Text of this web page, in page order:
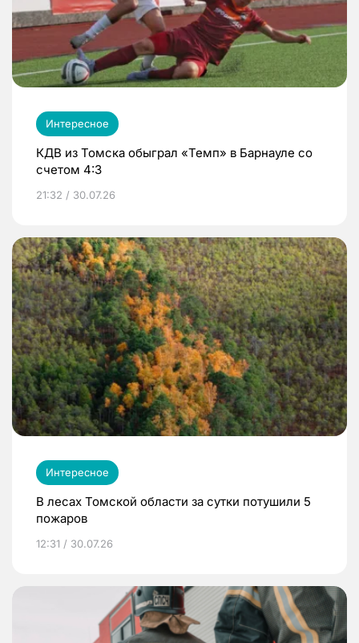
Интересное
КДВ из Томска обыграл «Темп» в Барнауле со
счетом 4:3
21:32 / 30.07.26
Интересное
В лесах Томской области за сутки потушили 5
пожаров
12:31 / 30.07.26